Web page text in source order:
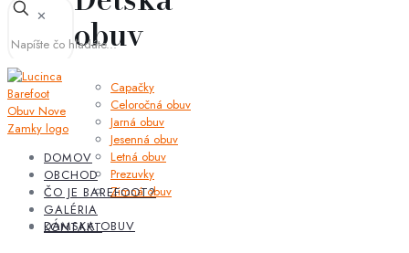
obuv
Capačky
Celoročná obuv
Jarná obuv
Jesenná obuv
Letná obuv
Prezuvky
Zimná obuv
DÁMSKA OBUV
✕
DOMOV
OBCHOD
ČO JE BAREFOOT?
GALÉRIA
KONTAKT